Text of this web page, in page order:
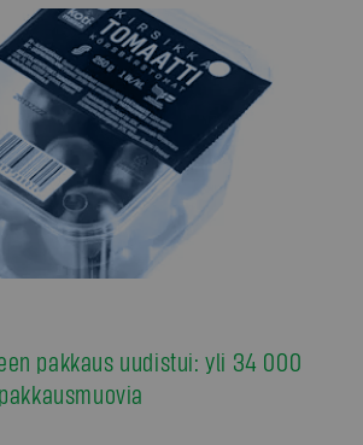
pakkaus uudistui: yli 34 000